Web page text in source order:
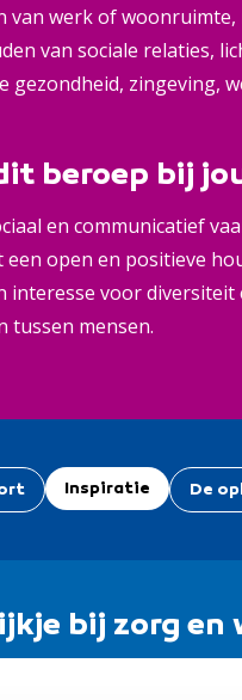
van werk of
van sociale relaties,
gezondheid, zingeving,
zelf de regie over
beroep bij
en communicatief
een open en positieve
interesse voor diversiteit
tussen mensen.
Inspiratie De
bij zorg en